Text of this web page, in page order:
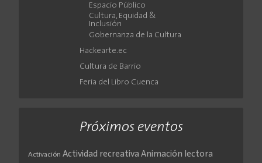
Espacio Público
Cultura, Equidad &
Inclusión
Gobernanza de la Cultura
Hackearte.ec
Cultura de Barrio
Feria del Libro Cuenca
Próximos eventos
Activación Actividad recreativa Animación lectora